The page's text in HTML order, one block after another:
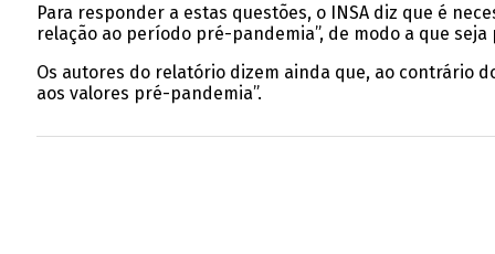
Para responder a estas questões, o INSA diz que é
relação ao período pré-pandemia”, de modo a que
Os autores do relatório dizem ainda que, ao contrário
aos valores pré-pandemia”.